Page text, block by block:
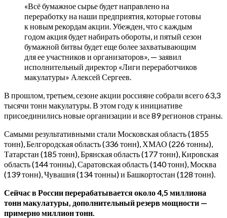
«Всё бумажное сырье будет направлено на
переработку на наши предприятия, которые готовы
к новым рекордам акции. Убежден, что с каждым
годом акция будет набирать обороты, и пятый сезон
бумажной битвы будет еще более захватывающим
для ее участников и организаторов», — заявил
исполнительный директор «Лиги переработчиков
макулатуры» Алексей Сергеев.
В прошлом, третьем, сезоне акции россияне собрали всего 63,3
тысячи тонн макулатуры. В этом году к инициативе
присоединились новые организации и все 89 регионов страны.
Самыми результативными стали Московская область (1855
тонн), Белгородская область (336 тонн), ХМАО (226 тонны),
Татарстан (185 тонн), Брянская область (177 тонн), Кировская
область (144 тонны), Саратовская область (140 тонн), Москва
(139 тонн), Чувашия (134 тонны) и Башкортостан (128 тонн).
Сейчас в России перерабатывается около 4,5 миллиона
тонн макулатуры, дополнительный резерв мощности —
примерно миллион тонн.